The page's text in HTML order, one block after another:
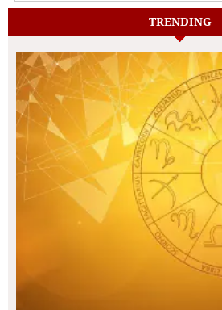
TRENDING